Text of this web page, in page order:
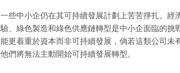
一些中小企仍在其可持續發展計劃上苦苦掙扎。經
驗、綠色製造和綠色供應鏈轉型是中小企面臨的挑
能更着重於資本而非可持續發展，倘若這類公司未
他們將無法主動開始可持續發展轉型。